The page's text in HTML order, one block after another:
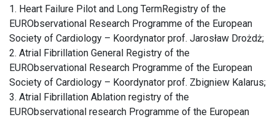
1. Heart Failure Pilot and Long TermRegistry of the
EURObservational Research Programme of the European
Society of Cardiology – Koordynator prof. Jarosław Drożdż;
2. Atrial Fibrillation General Registry of the
EURObservational Research Programme of the European
Society of Cardiology – Koordynator prof. Zbigniew Kalarus;
3. Atrial Fibrillation Ablation registry of the
EURObservational research Programme of the European